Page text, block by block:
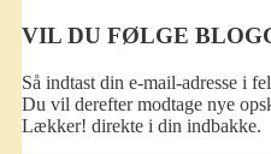
VIL DU FØLGE
Så indtast din e-mail-adresse i
Du vil derefter modtage nye
Lækker! direkte i din indbakke.